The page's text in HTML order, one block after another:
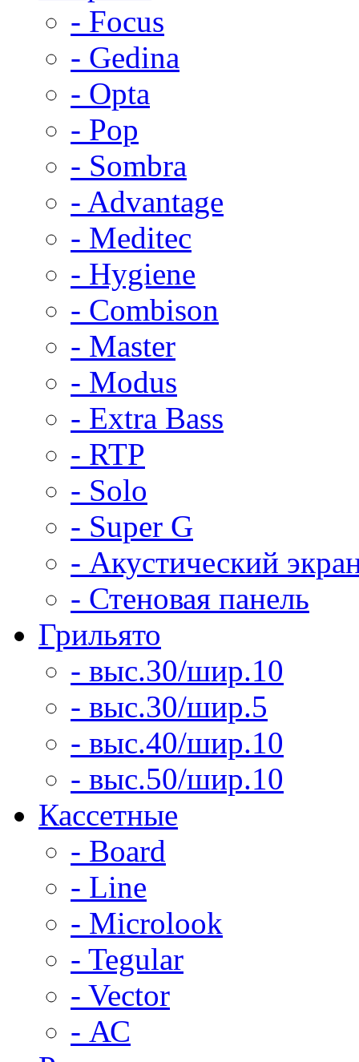
- Focus
- Gedina
- Opta
- Pop
- Sombra
- Advantage
- Meditec
- Hygiene
- Combison
- Master
- Modus
- Extra Bass
- RTP
- Solo
- Super G
- Акустический
- Стеновая панель
Грильято
- выс.30/шир.10
- выс.30/шир.5
- выс.40/шир.10
- выс.50/шир.10
Кассетные
- Board
- Line
- Microlook
- Tegular
- Vector
- АС